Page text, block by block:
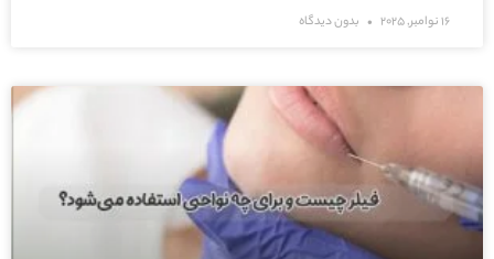
16 نوامبر, 2025 بدون دیدگاه